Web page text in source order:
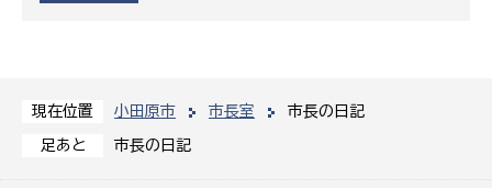
現在位置 小田原市 市長室 市長の日記
足あと 市長の日記